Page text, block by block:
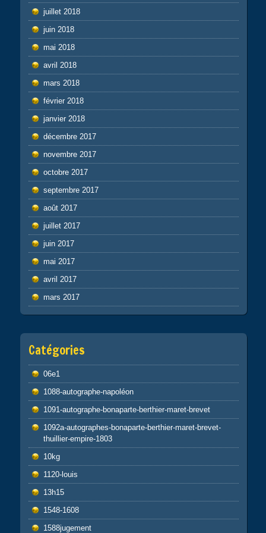
juillet 2018
juin 2018
mai 2018
avril 2018
mars 2018
février 2018
janvier 2018
décembre 2017
novembre 2017
octobre 2017
septembre 2017
août 2017
juillet 2017
juin 2017
mai 2017
avril 2017
mars 2017
Catégories
06e1
1088-autographe-napoléon
1091-autographe-bonaparte-berthier-maret-brevet
1092a-autographes-bonaparte-berthier-maret-brevet-
thuillier-empire-1803
10kg
1120-louis
13h15
1548-1608
1588jugement